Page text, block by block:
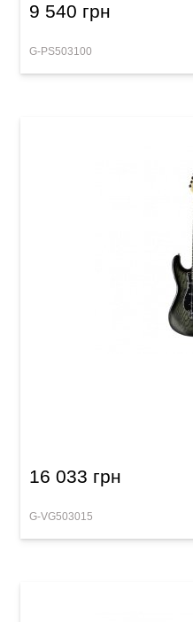
9 540 грн
G-PS503100
16 033 грн
G-VG503015